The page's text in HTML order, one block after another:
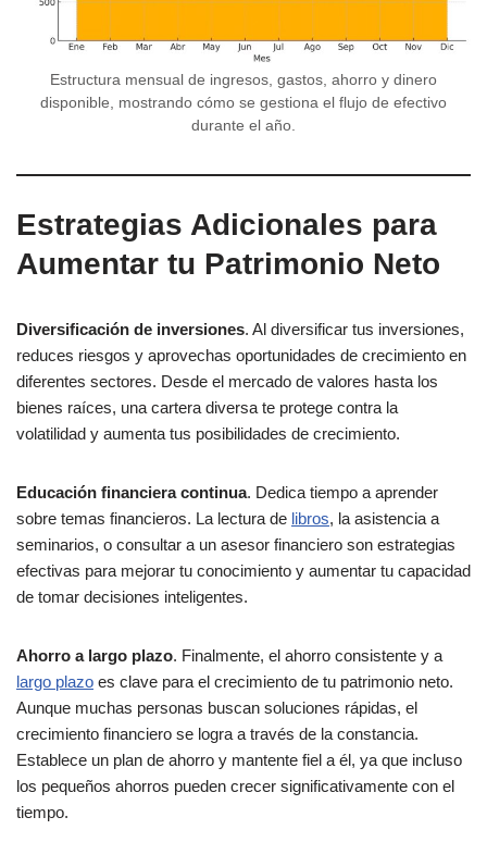
Estructura mensual de ingresos, gastos, ahorro y dinero
disponible, mostrando cómo se gestiona el flujo de efectivo
durante el año.
Estrategias Adicionales para
Aumentar tu Patrimonio Neto
Diversificación de inversiones. Al diversificar tus inversiones,
reduces riesgos y aprovechas oportunidades de crecimiento en
diferentes sectores. Desde el mercado de valores hasta los
bienes raíces, una cartera diversa te protege contra la
volatilidad y aumenta tus posibilidades de crecimiento.
Educación financiera continua. Dedica tiempo a aprender
sobre temas financieros. La lectura de libros, la asistencia a
seminarios, o consultar a un asesor financiero son estrategias
efectivas para mejorar tu conocimiento y aumentar tu capacidad
de tomar decisiones inteligentes.
Ahorro a largo plazo. Finalmente, el ahorro consistente y a
largo plazo es clave para el crecimiento de tu patrimonio neto.
Aunque muchas personas buscan soluciones rápidas, el
crecimiento financiero se logra a través de la constancia.
Establece un plan de ahorro y mantente fiel a él, ya que incluso
los pequeños ahorros pueden crecer significativamente con el
tiempo.